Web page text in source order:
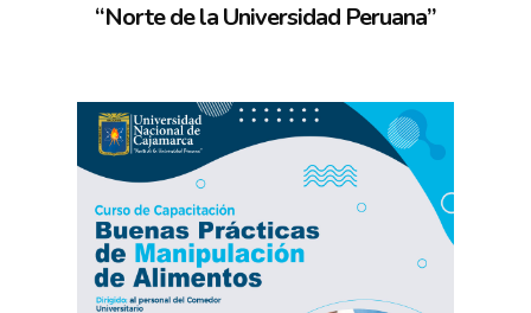
“Norte de la Universidad Peruana”